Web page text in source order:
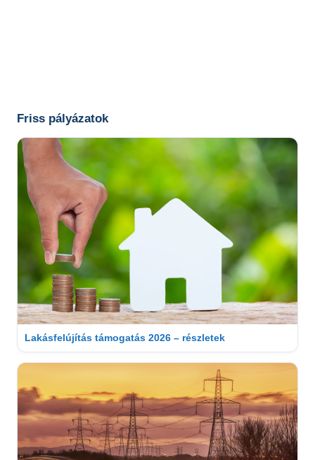
Friss pályázatok
Lakásfelújítás támogatás 2026 – részletek